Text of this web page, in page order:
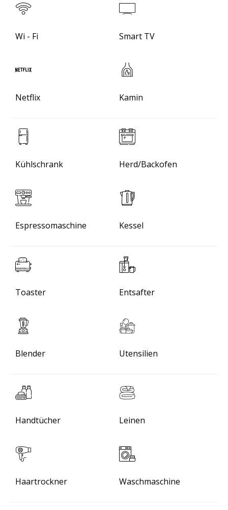
Wi - Fi Smart TV
Netflix Kamin
Kühlschrank Herd/Backofen
Espressomaschine Kessel
Toaster Entsafter
Blender Utensilien
Handtücher Leinen
Haartrockner Waschmaschine